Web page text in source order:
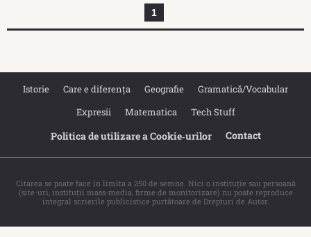
1
Istorie Care e diferența Geografie
Gramatică/Vocabular
Expresii
Matematica Tech Stuff
Politica de utilizare a Cookie‐urilor Contact
Citarea se poate face în limita a 250 de semne. Nici o instituţie sau persoană
(site-uri, instituţii mass-media, firme de monitorizare) nu poate reproduce
integral scrierile publicistice purtătoare de Drepturi de Autor.